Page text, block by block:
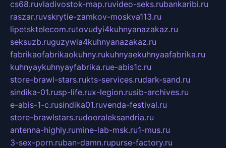
cs68.ruvladivostok-map.ruvideo-seks.rubankaribi.ru
raszar.ruvskrytie-zamkov-moskva113.ru
lipetsktelecom.rutovudyi4kuhnyanazakaz.ru
seksuzb.ruguzywia4kuhnyanazakaz.ru
fabrikaofabrikaokuhny.rukuhnyaekuhnyaafabrika.ru
kuhnyaykuhnyayfabrika.rue-abis1c.ru
store-brawl-stars.rukts-services.rudark-sand.ru
sindika-01.rusp-life.rux-legion.rusib-archives.ru
e-abis-1-c.rusindika01.ruvenda-festival.ru
store-brawlstars.rudooraleksandria.ru
antenna-highly.rumine-lab-msk.ru1-mus.ru
3-sex-porn.ruban-damn.rupurse-factory.ru